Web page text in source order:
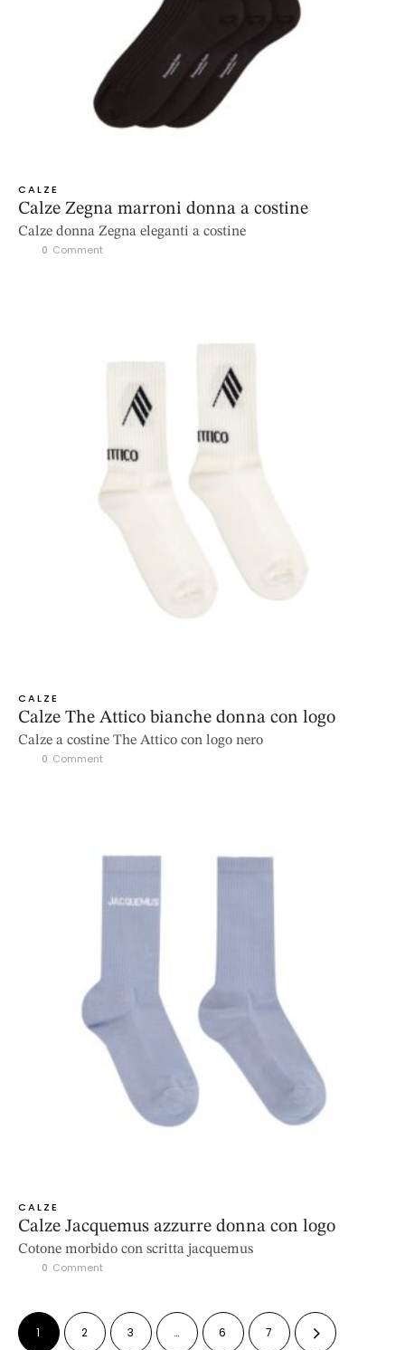
CALZE
Calze Zegna marroni donna a costine
Calze donna Zegna eleganti a costine
0 Comment
CALZE
Calze The Attico bianche donna con logo
Calze a costine The Attico con logo nero
0 Comment
CALZE
Calze Jacquemus azzurre donna con logo
Cotone morbido con scritta jacquemus
0 Comment
1 2 3 … 6 7